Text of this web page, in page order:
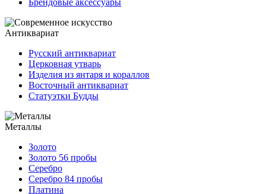
Брендовые аксессуары
Антиквариат
Русский антиквариат
Церковная утварь
Изделия из янтаря и кораллов
Восточный антиквариат
Статуэтки Будды
Металлы
Золото
Золото 56 пробы
Серебро
Серебро 84 пробы
Платина